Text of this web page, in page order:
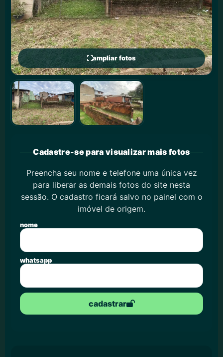
ampliar fotos
Cadastre-se para visualizar mais fotos
Preencha seu nome e telefone uma única vez
para liberar as demais fotos do site nesta
sessão. O cadastro ficará salvo no painel com o
imóvel de origem.
nome
whatsapp
cadastrar